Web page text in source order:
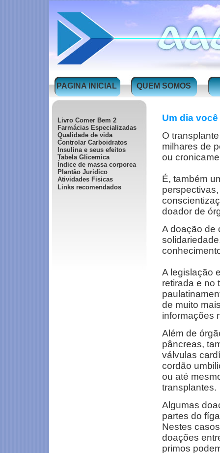
PAGINA INICIAL QUEM SOMOS
Livro Comer Bem 2
Farmácias Especializadas
Qualidade de vida
Controlar Carboidratos
Insulina e seus efeitos
Tabela Glicemica
Índice de massa corporea
Plantão Juridico
Atividades Fisicas
Links recomendados
Um dia
O
milhares de
ou
É, também
doador de
A doação de
A legislação
retirada e no
de muito
informações
Além de
pâncreas,
válvulas
cordão
ou até
transplantes.
Algumas
partes do
Nestes
doações
primos